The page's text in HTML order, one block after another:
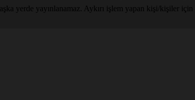
yerde yayınlanamaz. Aykırı işlem yapan kişi/kişiler için